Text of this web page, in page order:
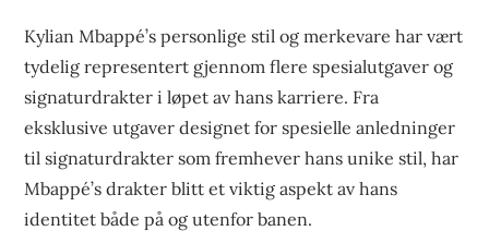
Kylian Mbappé’s personlige stil og merkevare har vært
tydelig representert gjennom flere spesialutgaver og
signaturdrakter i løpet av hans karriere. Fra
eksklusive utgaver designet for spesielle anledninger
til signaturdrakter som fremhever hans unike stil, har
Mbappé’s drakter blitt et viktig aspekt av hans
identitet både på og utenfor banen.